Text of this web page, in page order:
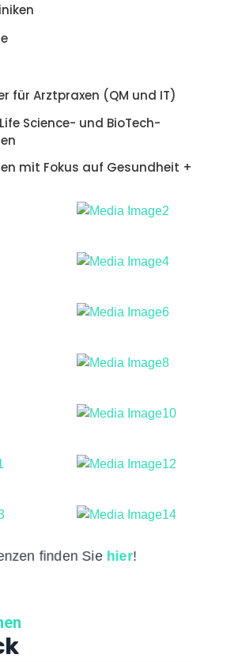
für Arztpraxen (QM und IT)
Science- und BioTech-
mit Fokus auf Gesundheit +
finden Siehier!